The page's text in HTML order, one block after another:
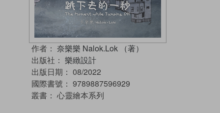
作者： 奈樂樂 Nalok.Lok （著）
出版社： 樂緻設計
出版日期： 08/2022
國際書號： 9789887596929
叢書： 心靈繪本系列